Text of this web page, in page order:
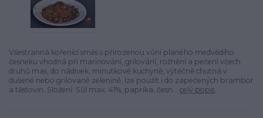
Všestranná kořenící směs s přirozenou vůní planého medvědího
česneku vhodná při marinování, grilování, rožnění a pečení včech
druhů mas, do nádivek, minutkové kuchyně, výtěčně chutná v
dušené nebo grilované zelenině, lze použít i do zapečených brambor
a těstovin. Složení: Sůl max. 41%, paprika, česn... celý popis